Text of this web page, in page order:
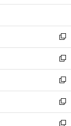
開
ン
ウ
で
開
く
ウ
ン
ド
ウ
で
開
く
新
し
い
ウ
ィ
ン
ド
ウ
で
新
し
い
ウ
ィ
ン
ド
新
し
い
ウ
新
し